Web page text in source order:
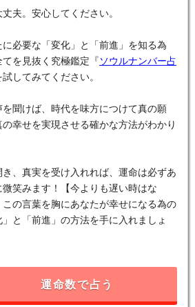
丈夫。安心してください。
に必要な「変化」と「前進」を知る為
てを見抜く究極鑑定『 ソウルナンバー占
試してみてください。
を聞けば、時代を味方につけて真の願
の幸せを実現させる確かな方法がわかり
き、真実を受け入れれば、運命は必ずあ
微笑みます！【今よりも遅い時はな
この言葉を胸にあなたが幸せになる為の
」と「前進」の方法を手に入れましょ
運命数で占う